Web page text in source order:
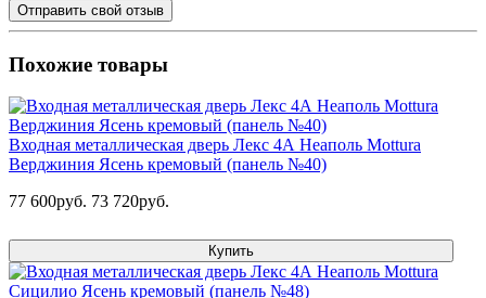
Отправить свой отзыв
Похожие товары
Входная металлическая дверь Лекс 4А Неаполь Mottura
Верджиния Ясень кремовый (панель №40)
77 600руб. 73 720руб.
Купить